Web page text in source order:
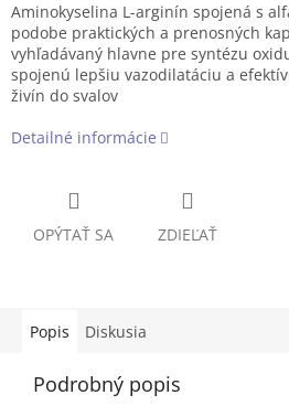
Aminokyselina L-arginín spojená s
podobe praktických a prenosných
vyhľadávaný hlavne pre syntézu
spojenú lepšiu vazodilatáciu a
živín do svalov
Detailné informácie
OPÝTAŤ SA ZDIEĽAŤ
Popis Diskusia
Podrobný popis